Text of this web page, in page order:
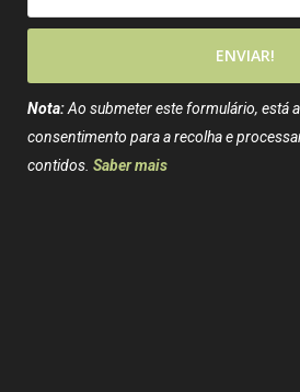
ENVIAR!
Nota:Ao submeter este formulário, está
consentimento para a recolha e
contidos. Saber mais